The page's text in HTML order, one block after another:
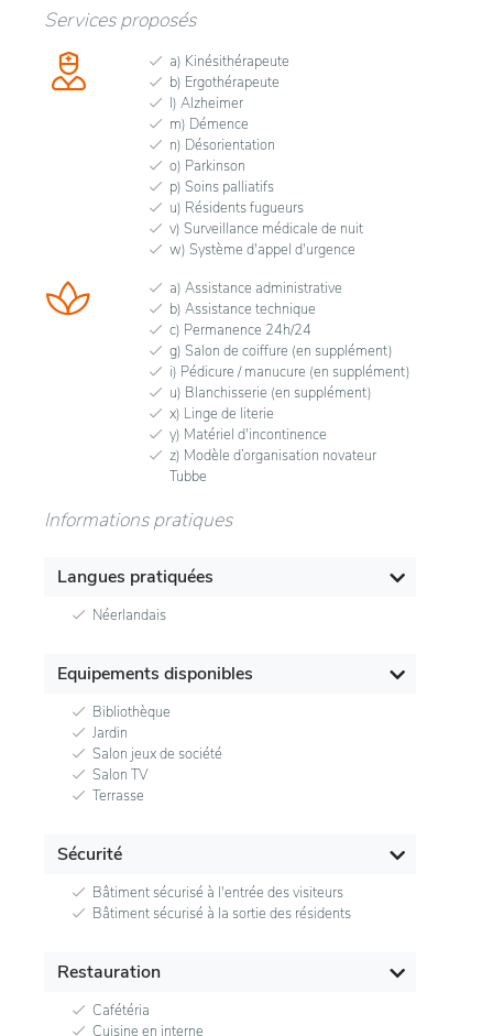
Services proposés
a) Kinésithérapeute
b) Ergothérapeute
l) Alzheimer
m) Démence
n) Désorientation
o) Parkinson
p) Soins palliatifs
u) Résidents fugueurs
v) Surveillance médicale de nuit
w) Système d'appel d'urgence
a) Assistance administrative
b) Assistance technique
c) Permanence 24h/24
g) Salon de coiffure (en supplément)
i) Pédicure / manucure (en supplément)
u) Blanchisserie (en supplément)
x) Linge de literie
y) Matériel d'incontinence
z) Modèle d’organisation novateur
Tubbe
Informations pratiques
Langues pratiquées
Néerlandais
Equipements disponibles
Bibliothèque
Jardin
Salon jeux de société
Salon TV
Terrasse
Sécurité
Bâtiment sécurisé à l'entrée des visiteurs
Bâtiment sécurisé à la sortie des résidents
Restauration
Cafétéria
Cuisine en interne